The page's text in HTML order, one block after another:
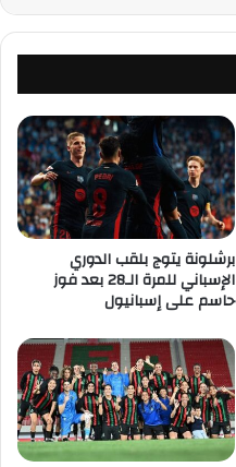
برشلونة يتوج بلقب الدوري
الإسباني للمرة الـ28 بعد فوز
حاسم على إسبانيول